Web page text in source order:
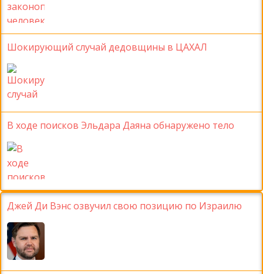
Шокирующий случай дедовщины в ЦАХАЛ
В ходе поисков Эльдара Даяна обнаружено тело
Джей Ди Вэнс озвучил свою позицию по Израилю